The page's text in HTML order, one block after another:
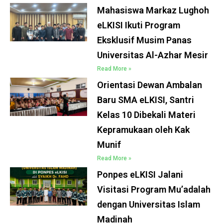
Mahasiswa Markaz Lughoh
eLKISI Ikuti Program
Eksklusif Musim Panas
Universitas Al-Azhar Mesir
Read More »
Orientasi Dewan Ambalan
Baru SMA eLKISI, Santri
Kelas 10 Dibekali Materi
Kepramukaan oleh Kak
Munif
Read More »
Ponpes eLKISI Jalani
Visitasi Program Mu’adalah
dengan Universitas Islam
Madinah